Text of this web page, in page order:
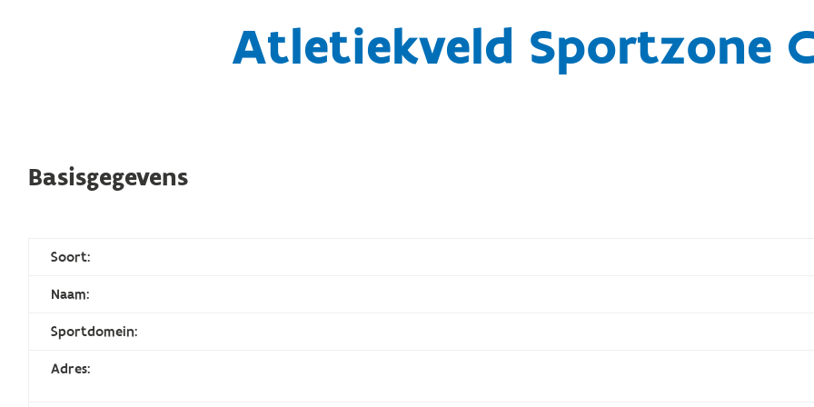
Atletiekveld Sportzone
Basisgegevens
Soort:
Naam:
Sportdomein:
Adres: